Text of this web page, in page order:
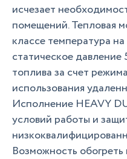
исчезает
помещений. Тепловая
классе температура
статическое
топлива за счет
использования
Исполнение HEAVY
условий работы и
Возможность